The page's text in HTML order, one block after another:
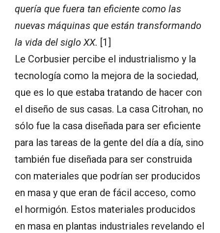
quería que fuera tan eficiente como las
nuevas máquinas que están transformando
la vida del siglo XX. [1]
Le Corbusier percibe el industrialismo y la
tecnología como la mejora de la sociedad,
que es lo que estaba tratando de hacer con
el diseño de sus casas. La casa Citrohan, no
sólo fue la casa diseñada para ser eficiente
para las tareas de la gente del día a día, sino
también fue diseñada para ser construida
con materiales que podrían ser producidos
en masa y que eran de fácil acceso, como
el hormigón. Estos materiales producidos
en masa en plantas industriales revelando el